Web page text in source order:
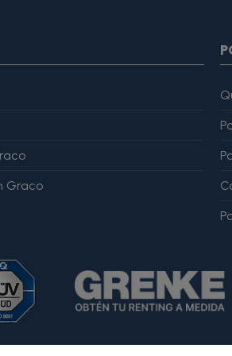
Graco
{ "@type": "Rating",